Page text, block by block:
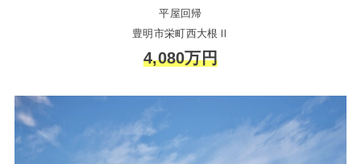
平屋回帰
豊明市栄町西大根Ⅱ
4,080万円